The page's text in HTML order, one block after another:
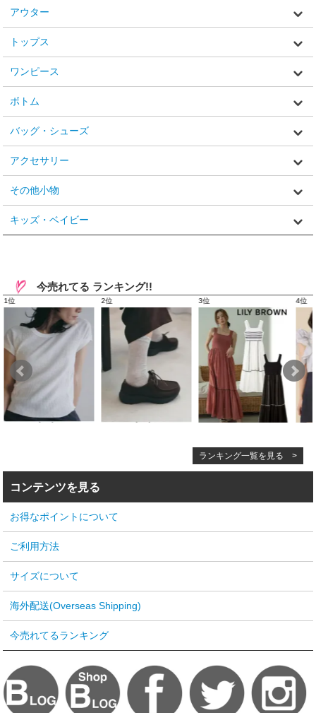
アウター
トップス
ワンピース
ボトム
バッグ・シューズ
アクセサリー
その他小物
キッズ・ベイビー
今売れてる ランキング!!
ランキング一覧を見る >
コンテンツを見る
お得なポイントについて
ご利用方法
サイズについて
海外配送(Overseas Shipping)
今売れてるランキング